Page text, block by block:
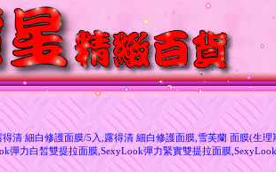
得清 細白修護面膜/5入,露得清 細白修護面膜,雪芙蘭 面膜(生
彈力白皙雙提拉面膜,SexyLook彈力緊實雙提拉面膜